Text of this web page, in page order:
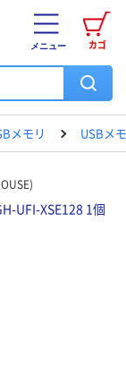
カゴ
メニュー
メモリ USBメ
UFI-XSE128 1個